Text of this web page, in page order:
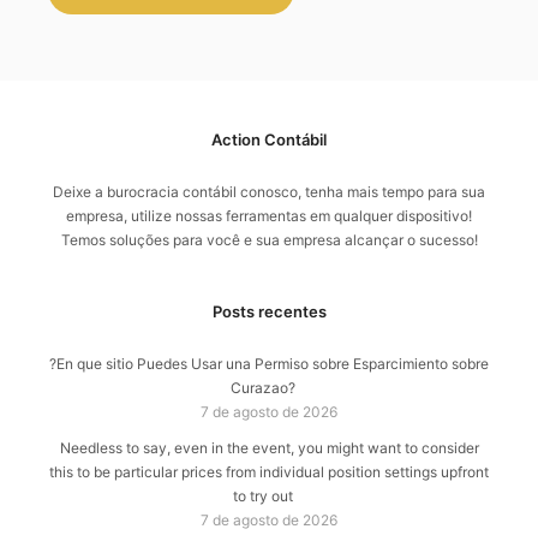
Action Contábil
Deixe a burocracia contábil conosco, tenha mais tempo para sua
empresa, utilize nossas ferramentas em qualquer dispositivo!
Temos soluções para você e sua empresa alcançar o sucesso!
Posts recentes
?En que sitio Puedes Usar una Permiso sobre Esparcimiento sobre
Curazao?
7 de agosto de 2026
Needless to say, even in the event, you might want to consider
this to be particular prices from individual position settings upfront
to try out
7 de agosto de 2026